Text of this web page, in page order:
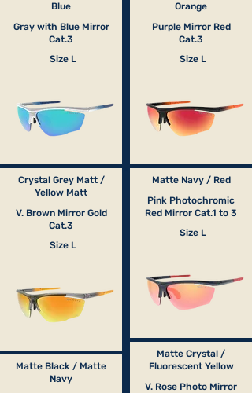
Blue
Gray with Blue Mirror
Cat.3
Size L
Crystal Grey Matt /
Yellow Matt
V. Brown Mirror Gold
Cat.3
Size L
Matte Black / Matte
Navy
Orange
Purple Mirror Red
Cat.3
Size L
Matte Navy / Red
Pink Photochromic
Red Mirror Cat.1 to 3
Size L
Matte Crystal /
Fluorescent Yellow
V. Rose Photo Mirror